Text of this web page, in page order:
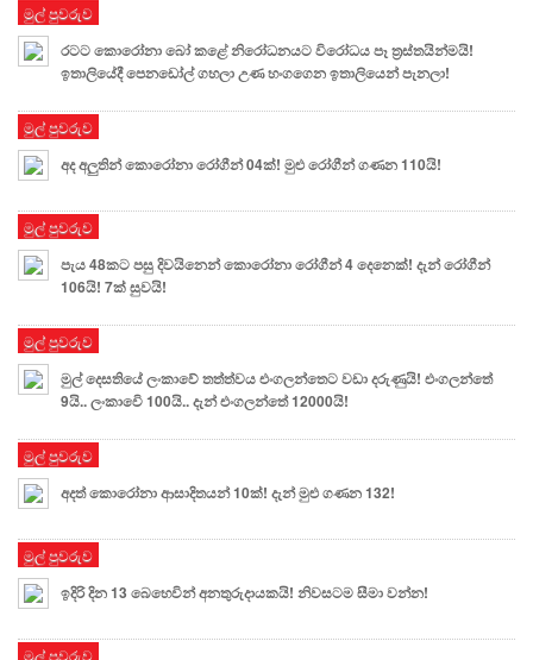
මුල් පුවරුව
රටට කොරෝනා බෝ කළේ නිරෝධනයට විරෝධය පෑ ත්‍රස්තයින්මයි!
ඉතාලියේදී පෙනඩෝල් ගහලා උණ හංගගෙන ඉතාලියෙන් පැනලා!
මුල් පුවරුව
අද අලුතින් කොරෝනා රෝගීන් 04ක්! මුළු රෝගීන් ගණන 110යි!
මුල් පුවරුව
පැය 48කට පසු දිවයිනෙන් කොරෝනා රෝගීන් 4 දෙනෙක්! දැන් රෝගීන්
106යි! 7ක් සුවයි!
මුල් පුවරුව
මුල් දෙසතියේ ලංකාවේ තත්ත්වය එංගලන්තෙට වඩා දරුණුයි! එංගලන්තේ
9යි.. ලංකාවෙි 100යි.. දැන් එංගලන්තේ 12000යි!
මුල් පුවරුව
අදත් කොරෝනා ආසාදිතයන් 10ක්! දැන් මුළු ගණන 132!
මුල් පුවරුව
ඉදිරි දින 13 බෙහෙවින් අනතුරුදායකයි! නිවසටම සීමා වන්න!
මුල් පුවරුව